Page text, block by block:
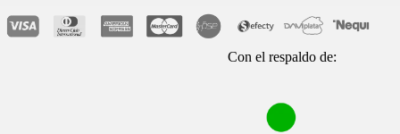
Con el respaldo de: